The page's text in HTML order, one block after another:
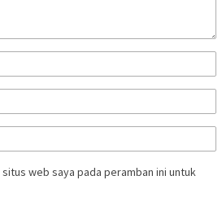
web saya pada peramban ini untuk